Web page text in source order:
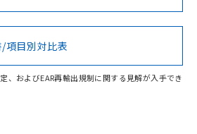
Cd Cr(VI)
在する可能性があります。
項目別対比表
、およびEAR再輸出規制に関する見解が入手でき